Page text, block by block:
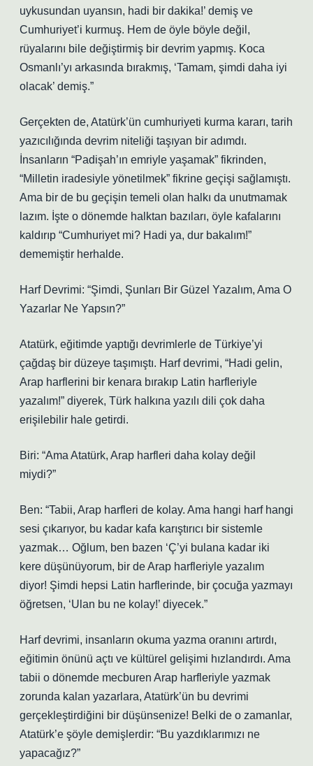
uykusundan uyansın, hadi bir dakika!’ demiş ve
Cumhuriyet’i kurmuş. Hem de öyle böyle değil,
rüyalarını bile değiştirmiş bir devrim yapmış. Koca
Osmanlı’yı arkasında bırakmış, ‘Tamam, şimdi daha iyi
olacak’ demiş.”
Gerçekten de, Atatürk’ün cumhuriyeti kurma kararı, tarih
yazıcılığında devrim niteliği taşıyan bir adımdı.
İnsanların “Padişah’ın emriyle yaşamak” fikrinden,
“Milletin iradesiyle yönetilmek” fikrine geçişi sağlamıştı.
Ama bir de bu geçişin temeli olan halkı da unutmamak
lazım. İşte o dönemde halktan bazıları, öyle kafalarını
kaldırıp “Cumhuriyet mi? Hadi ya, dur bakalım!”
dememiştir herhalde.
Harf Devrimi: “Şimdi, Şunları Bir Güzel Yazalım, Ama O
Yazarlar Ne Yapsın?”
Atatürk, eğitimde yaptığı devrimlerle de Türkiye’yi
çağdaş bir düzeye taşımıştı. Harf devrimi, “Hadi gelin,
Arap harflerini bir kenara bırakıp Latin harfleriyle
yazalım!” diyerek, Türk halkına yazılı dili çok daha
erişilebilir hale getirdi.
Biri: “Ama Atatürk, Arap harfleri daha kolay değil
miydi?”
Ben: “Tabii, Arap harfleri de kolay. Ama hangi harf hangi
sesi çıkarıyor, bu kadar kafa karıştırıcı bir sistemle
yazmak… Oğlum, ben bazen ‘Ç’yi bulana kadar iki
kere düşünüyorum, bir de Arap harfleriyle yazalım
diyor! Şimdi hepsi Latin harflerinde, bir çocuğa yazmayı
öğretsen, ‘Ulan bu ne kolay!’ diyecek.”
Harf devrimi, insanların okuma yazma oranını artırdı,
eğitimin önünü açtı ve kültürel gelişimi hızlandırdı. Ama
tabii o dönemde mecburen Arap harfleriyle yazmak
zorunda kalan yazarlara, Atatürk’ün bu devrimi
gerçekleştirdiğini bir düşünsenize! Belki de o zamanlar,
Atatürk’e şöyle demişlerdir: “Bu yazdıklarımızı ne
yapacağız?”